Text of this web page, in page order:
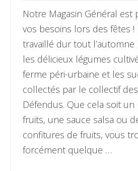
Notre Magasin Général
vos besoins lors des fêtes !
travaillé dur tout
les délicieux légumes
ferme péri-urbaine et les
collectés par le collectif
Défendus. Que cela soit
fruits, une sauce salsa ou
confitures de fruits, vous
forcément quelque …